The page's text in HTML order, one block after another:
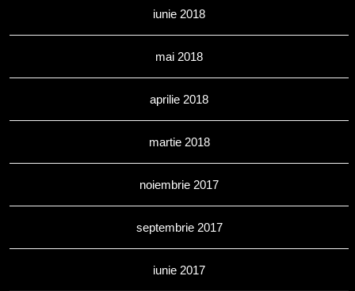
iunie 2018
mai 2018
aprilie 2018
martie 2018
noiembrie 2017
septembrie 2017
iunie 2017